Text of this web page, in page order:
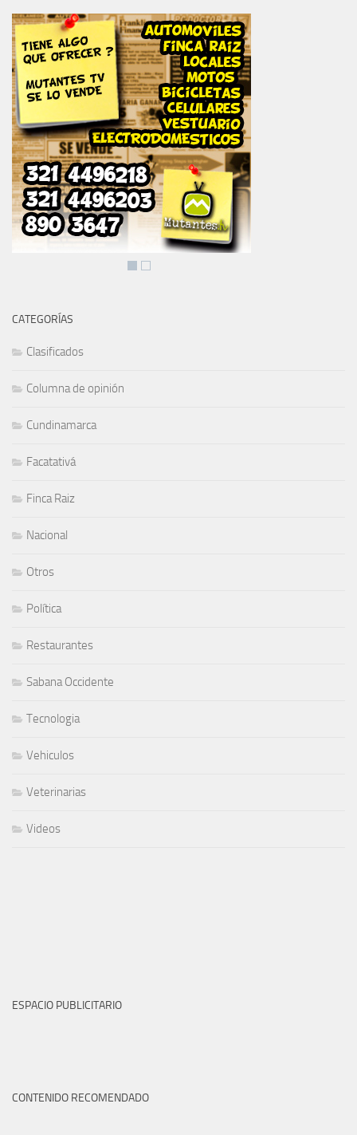
CATEGORÍAS
Clasificados
Columna de opinión
Cundinamarca
Facatativá
Finca Raiz
Nacional
Otros
Política
Restaurantes
Sabana Occidente
Tecnologia
Vehiculos
Veterinarias
Videos
ESPACIO PUBLICITARIO
CONTENIDO RECOMENDADO